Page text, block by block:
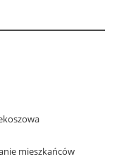
mieszkańców